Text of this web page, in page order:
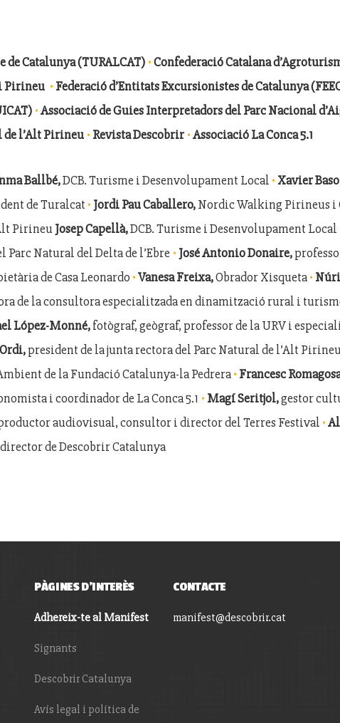
Catalunya (TURALCAT) ·Confederació Catalana
Pirineu · Federació d’Entitats Excursionistes de Catalunya
·Associació de Guies Interpretadors del Parc Nacional
de l’Alt Pirineu · Revista Descobrir ·Associació La Conca 5.1
Ballbé,DCB. Turisme i Desenvolupament Local · Xavier
de Turalcat · Jordi Pau Caballero,Nordic Walking Pirineus i
PirineuJosep Capellà,DCB. Turisme i Desenvolupament Local
Natural del Delta de l’Ebre · José Antonio Donaire,
de Casa Leonardo ·Vanesa Freixa,Obrador Xisqueta·
de la consultora especialitzada en dinamització rural i
López-Monné,fotògraf, geògraf, professor de la URV i
president de la junta rectora del Parc Natural de l’Alt
de la Fundació Catalunya-la Pedrera· Francesc
i coordinador de La Conca 5.1 · Magí Seritjol,gestor
audiovisual, consultor i director del Terres Festival ·
director de Descobrir Catalunya
PÀGINES D'INTERÈS
Adhereix-te al Manifest
Signants
Descobrir Catalunya
Avís legal i política de
CONTACTE
manifest@descobrir.cat